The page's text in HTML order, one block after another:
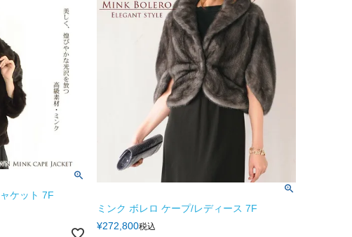
ケット 7F
ミンク ボレロ ケープ/レディース 7F
¥272,800税込